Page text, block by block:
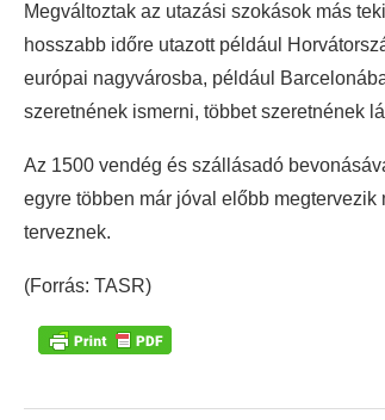
Megváltoztak az utazási szokások más
hosszabb időre utazott például
európai nagyvárosba, például
szeretnének ismerni, többet szeretnének
Az 1500 vendég és szállásadó
egyre többen már jóval előbb
terveznek.
(Forrás: TASR)